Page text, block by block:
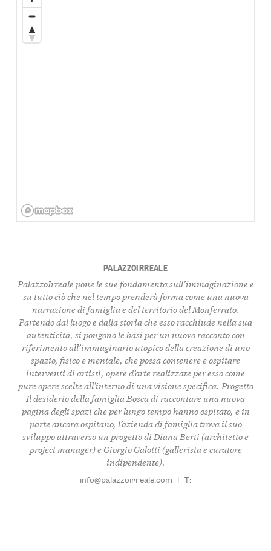
PALAZZOIRREALE
PalazzoIrreale pone le sue fondamenta sull’immaginazione e
su tutto ciò che nel tempo prenderà forma come una nuova
narrazione di famiglia e del territorio del Monferrato.
Partendo dal luogo e dalla storia che esso racchiude nella sua
autenticità, si pongono le basi per un nuovo racconto con
riferimento all’immaginario utopico della creazione di uno
spazio, fisico e mentale, che possa contenere e ospitare
interventi di artisti, opere d’arte realizzate per esso come
pure opere scelte all'interno di una visione specifica. Progetto
Il desiderio della famiglia Bosca di raccontare una nuova
pagina degli spazi che per lungo tempo hanno ospitato, e in
parte ancora ospitano, l’azienda di famiglia trova il suo
sviluppo attraverso un progetto di Diana Berti (architetto e
project manager) e Giorgio Galotti (gallerista e curatore
indipendente).
info@palazzoirreale.com | T: